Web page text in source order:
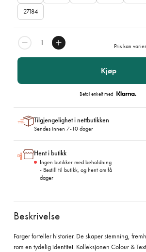
27184
Pris kan
Kjøp
Betal enkelt med
Tilgjengelighet i nettbutikken
Sendes innen 7-10 dager
Hent i butikk
Ingen butikker med beholdning
- Bestill til butikk, og hent om få
dager
Beskrivelse
Farger forteller historier. De skaper stemning,
rom en tydelig identitet. Kolleksjonen Colour &